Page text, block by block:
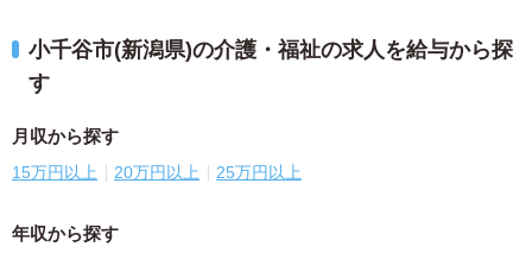
小千谷市(新潟県)の介護・福祉の求人を給与から探
す
月収から探す
15万円以上 20万円以上 25万円以上
年収から探す